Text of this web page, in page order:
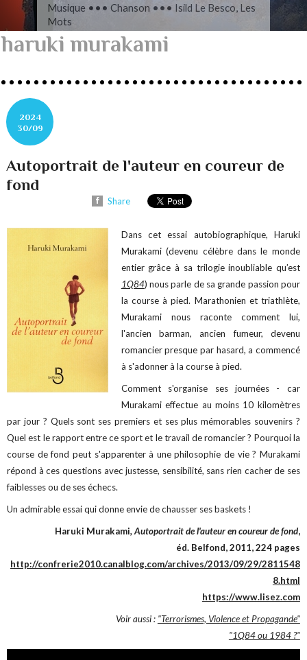
Musique ••• Classique ••• Fanny
Mendelssohn, Das Jahr
haruki murakami
2024
30/09
Autoportrait de l'auteur en coureur de
fond
Share
Dans cet essai autobiographique, Haruki
Murakami (devenu célèbre dans le monde
entier grâce à sa trilogie inoubliable qu’est
1Q84) nous parle de sa grande passion pour
la course à pied. Marathonien et triathlète,
Murakami nous raconte comment lui,
l'ancien barman, ancien fumeur, devenu
romancier presque par hasard, a commencé
à s'adonner à la course à pied.
Comment s'organise ses journées - car
Murakami effectue au moins 10 kilomètres
par jour ? Quels sont ses premiers et ses plus mémorables souvenirs ?
Quel est le rapport entre ce sport et le travail de romancier ? Pourquoi la
course de fond peut s'apparenter à une philosophie de vie ? Murakami
répond à ces questions avec justesse, sensibilité, sans rien cacher de ses
faiblesses ou de ses échecs.
Un admirable essai qui donne envie de chausser ses baskets !
Haruki Murakami, Autoportrait de l'auteur en coureur de fond,
éd. Belfond, 2011, 224 pages
http://confrerie2010.canalblog.com/archives/2013/09/29/2811548
8.html
https://www.lisez.com
Voir aussi : "Terrorismes, Violence et Propagande"
"1Q84 ou 1984 ?"